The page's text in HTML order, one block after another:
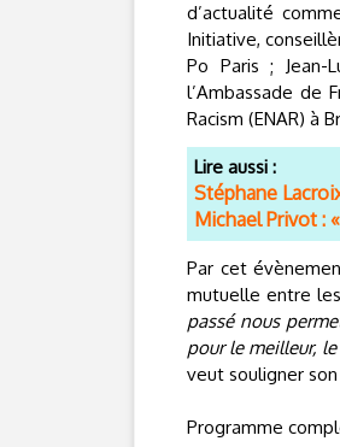
d’actualité
Initiative,
Po Paris ; Jean-
l’Ambassade de
Racism (ENAR) à
Lire aussi :
Stéphane
Michael Privot :
Par cet
mutuelle entre
passé nous
pour le meilleur,
veut souligner son
Programme